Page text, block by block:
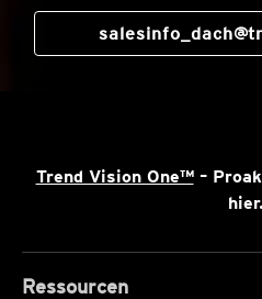
Trend Vision One™–
hier.
Ressourcen